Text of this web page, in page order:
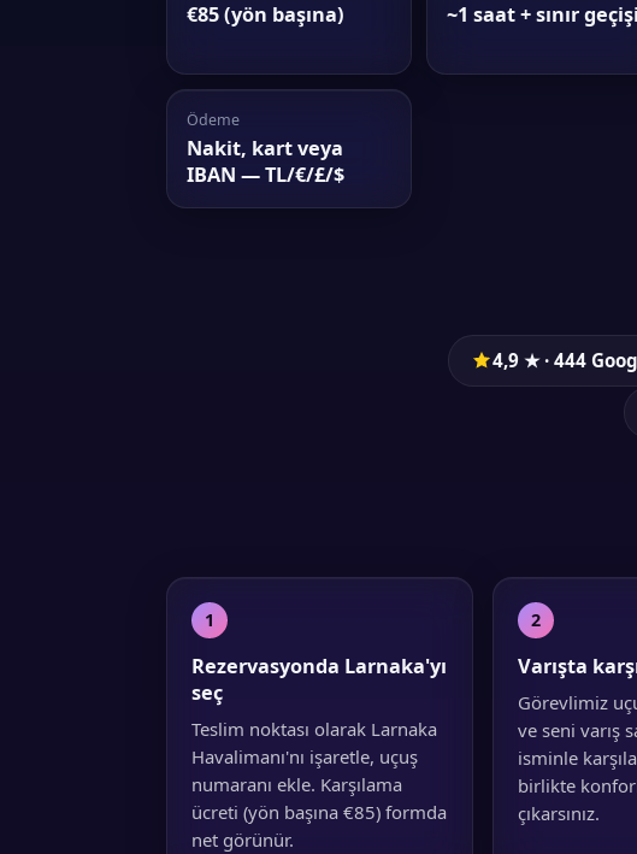
€85 (yön başına) ~1 saat + sınır geçişi
Ödeme
Nakit, kart veya
IBAN — TL/€/£/$
4,9 ★ · 444
1
Rezervasyonda Larnaka'yı
seç
Teslim noktası olarak Larnaka
Havalimanı'nı işaretle, uçuş
numaranı ekle. Karşılama
ücreti (yön başına €85) formda
net görünür.
2
Varışta
Görevlimiz
ve seni varış
isminle
birlikte
çıkarsınız.